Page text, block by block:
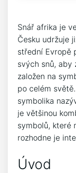
Snář afrika je
Česku udržuje
střední Evropě
svých snů, aby
založen na
po celém
symbolika
je většinou
symbolů, které
rozhodne je
Úvod